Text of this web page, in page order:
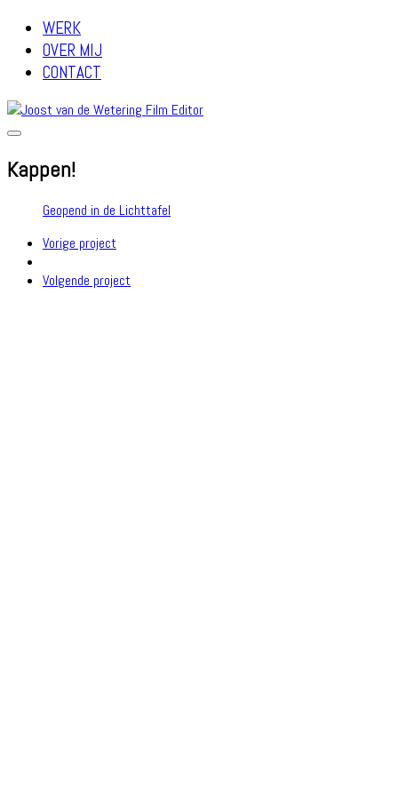
WERK
OVER MIJ
CONTACT
Kappen!
Geopend in de Lichttafel
Vorige project
Volgende project